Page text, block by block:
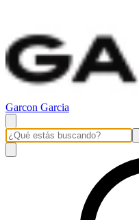
Garcon Garcia